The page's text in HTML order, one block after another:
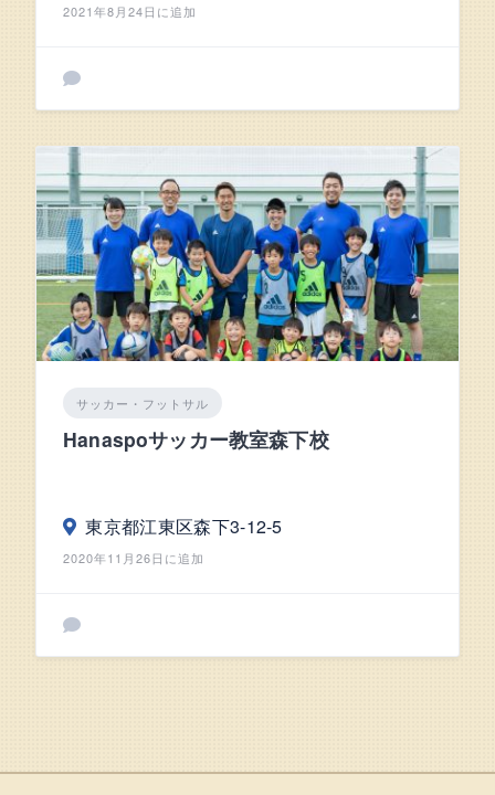
2021年8月24日に追加
サッカー・フットサル
Hanaspoサッカー教室森下校
東京都江東区森下3-12-5
2020年11月26日に追加